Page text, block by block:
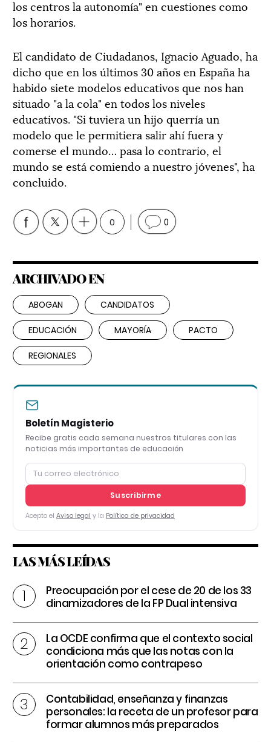
los centros la autonomía" en cuestiones como
los horarios.
El candidato de Ciudadanos, Ignacio Aguado, ha
dicho que en los últimos 30 años en España ha
habido siete modelos educativos que nos han
situado "a la cola" en todos los niveles
educativos. "Si tuviera un hijo querría un
modelo que le permitiera salir ahí fuera y
comerse el mundo… pasa lo contrario, el
mundo se está comiendo a nuestro jóvenes", ha
concluido.
0 0
ARCHIVADO EN
ABOGAN CANDIDATOS
EDUCACIÓN MAYORÍA PACTO
REGIONALES
Boletín Magisterio
Recibe gratis cada semana nuestros titulares con las
noticias más importantes de educación
Suscribirme
Acepto el Aviso legal y la Política de privacidad
LAS MÁS LEÍDAS
Preocupación por el cese de 20 de los 33
dinamizadores de la FP Dual intensiva
La OCDE confirma que el contexto social
condiciona más que las notas con la
orientación como contrapeso
Contabilidad, enseñanza y finanzas
personales: la receta de un profesor para
formar alumnos más preparados